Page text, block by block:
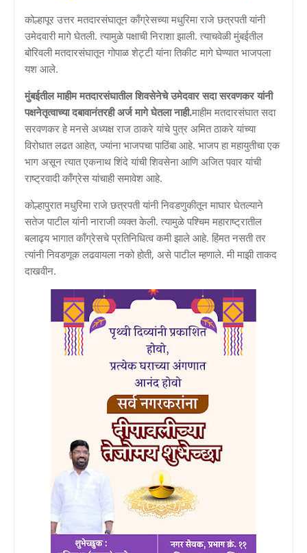
कोल्हापूर उत्तर मतदारसंघातून काँग्रेसच्या मधुरिमा राजे छत्रपती यांनी
उमेदवारी मागे घेतली. त्यामुळे पक्षाची निराशा झाली. त्याचवेळी मुंबईतील
बोरिवली मतदारसंघातून गोपाळ शेट्टी यांना तिकीट मागे घेण्यात भाजपला
यश आले.
मुंबईतील माहीम मतदारसंघातील शिवसेनेचे उमेदवार सदा सरवणकर यांनी
पक्षनेतृत्वाच्या दबावानंतरही अर्ज मागे घेतला नाही.माहीम मतदारसंघात सदा
सरवणकर हे मनसे अध्यक्ष राज ठाकरे यांचे पुत्र अमित ठाकरे यांच्या
विरोधात लढत आहेत, ज्यांना भाजपचा पाठिंबा आहे. भाजप हा महायुतीचा एक
भाग असून त्यात एकनाथ शिंदे यांची शिवसेना आणि अजित पवार यांची
राष्ट्रवादी काँग्रेस यांचाही समावेश आहे.
कोल्हापुरात मधुरिमा राजे छत्रपती यांनी निवडणुकीतून माघार घेतल्याने
सतेज पाटील यांनी नाराजी व्यक्त केली. त्यामुळे पश्चिम महाराष्ट्रातील
बलाढ्य भागात काँग्रेसचे प्रतिनिधित्व कमी झाले आहे. हिंमत नसती तर
त्यांनी निवडणूक लढवायला नको होती, असे पाटील म्हणाले. मी माझी ताकद
दाखवीन.